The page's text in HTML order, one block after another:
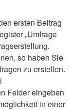
ersten Beitrag
„Umfrage
so haben Sie
zu erstellen.
Felder eingeben
in einer